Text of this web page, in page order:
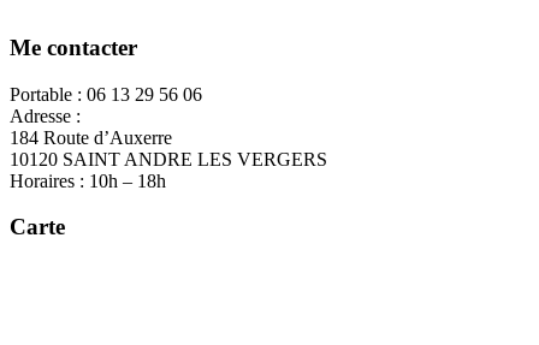
Me contacter
Portable : 06 13 29 56 06
Adresse :
184 Route d’Auxerre
10120 SAINT ANDRE LES VERGERS
Horaires : 10h – 18h
Carte